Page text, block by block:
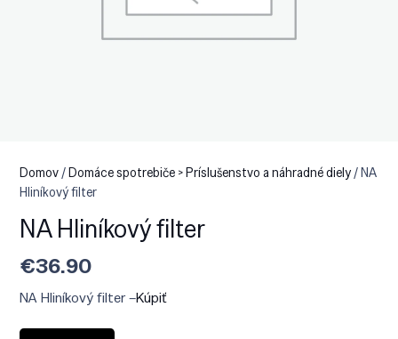
Domov/Domáce spotrebiče > Príslušenstvo a náhradné diely/ NA
Hliníkový filter
NA Hliníkový filter
€36.90
NA Hliníkový filter –Kúpiť